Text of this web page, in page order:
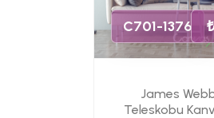
C701-1376
James
Teleskobu